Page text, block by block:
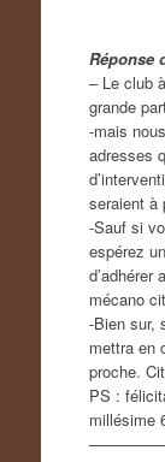
Réponse
– Le club
grande
-mais
adresses
seraient
-Sauf si
espérez
d’adhérer
mécano
-Bien sur,
mettra en
proche.
PS :
millésime